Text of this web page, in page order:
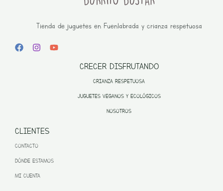
Tienda de juguetes en Fuenlabrada y crianza respetuosa
CRECER DISFRUTANDO
CRIANZA RESPETUOSA
JUGUETES VEGANOS Y ECOLÓGICOS
NOSOTROS
CLIENTES
CONTACTO
DÓNDE ESTAMOS
MI CUENTA